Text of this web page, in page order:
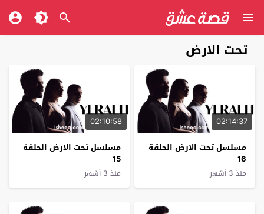
تحت الارض
02:14:37
مسلسل تحت الارض الحلقة
16
منذ 3 أشهر
02:10:58
مسلسل تحت الارض الحلقة
15
منذ 3 أشهر